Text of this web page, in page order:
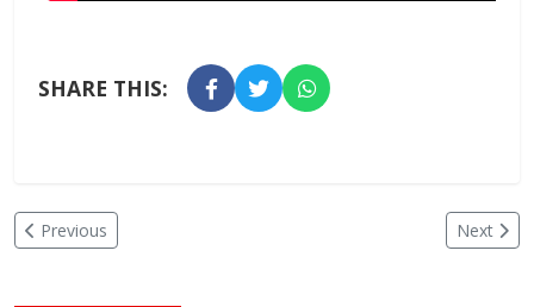
SHARE THIS:
Previous Next